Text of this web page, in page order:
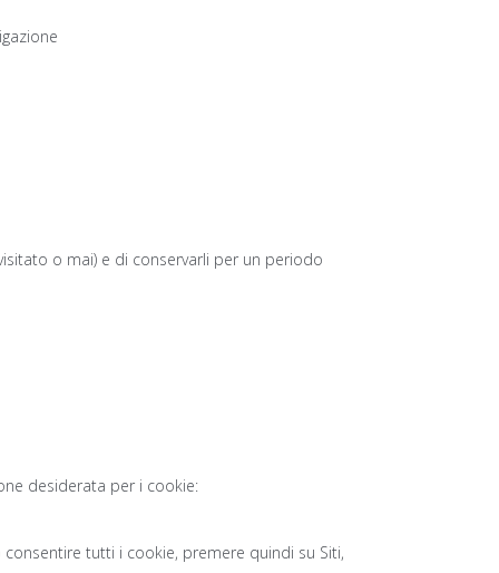
o mai) e di conservarli per un periodo
desiderata per i cookie:
tutti i cookie, premere quindi su Siti,